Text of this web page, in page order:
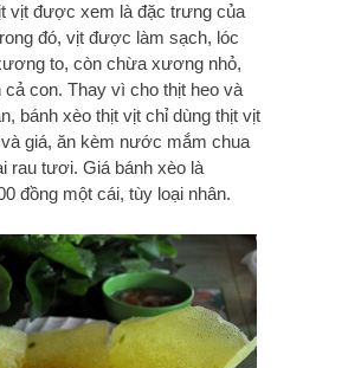
vịt được xem là đặc trưng của
đó, vịt được làm sạch, lóc
to, còn chừa xương nhỏ,
cả con. Thay vì cho thịt heo và
bánh xèo thịt vịt chỉ dùng thịt vịt
giá, ăn kèm nước mắm chua
rau tươi. Giá bánh xèo là
đồng một cái, tùy loại nhân.